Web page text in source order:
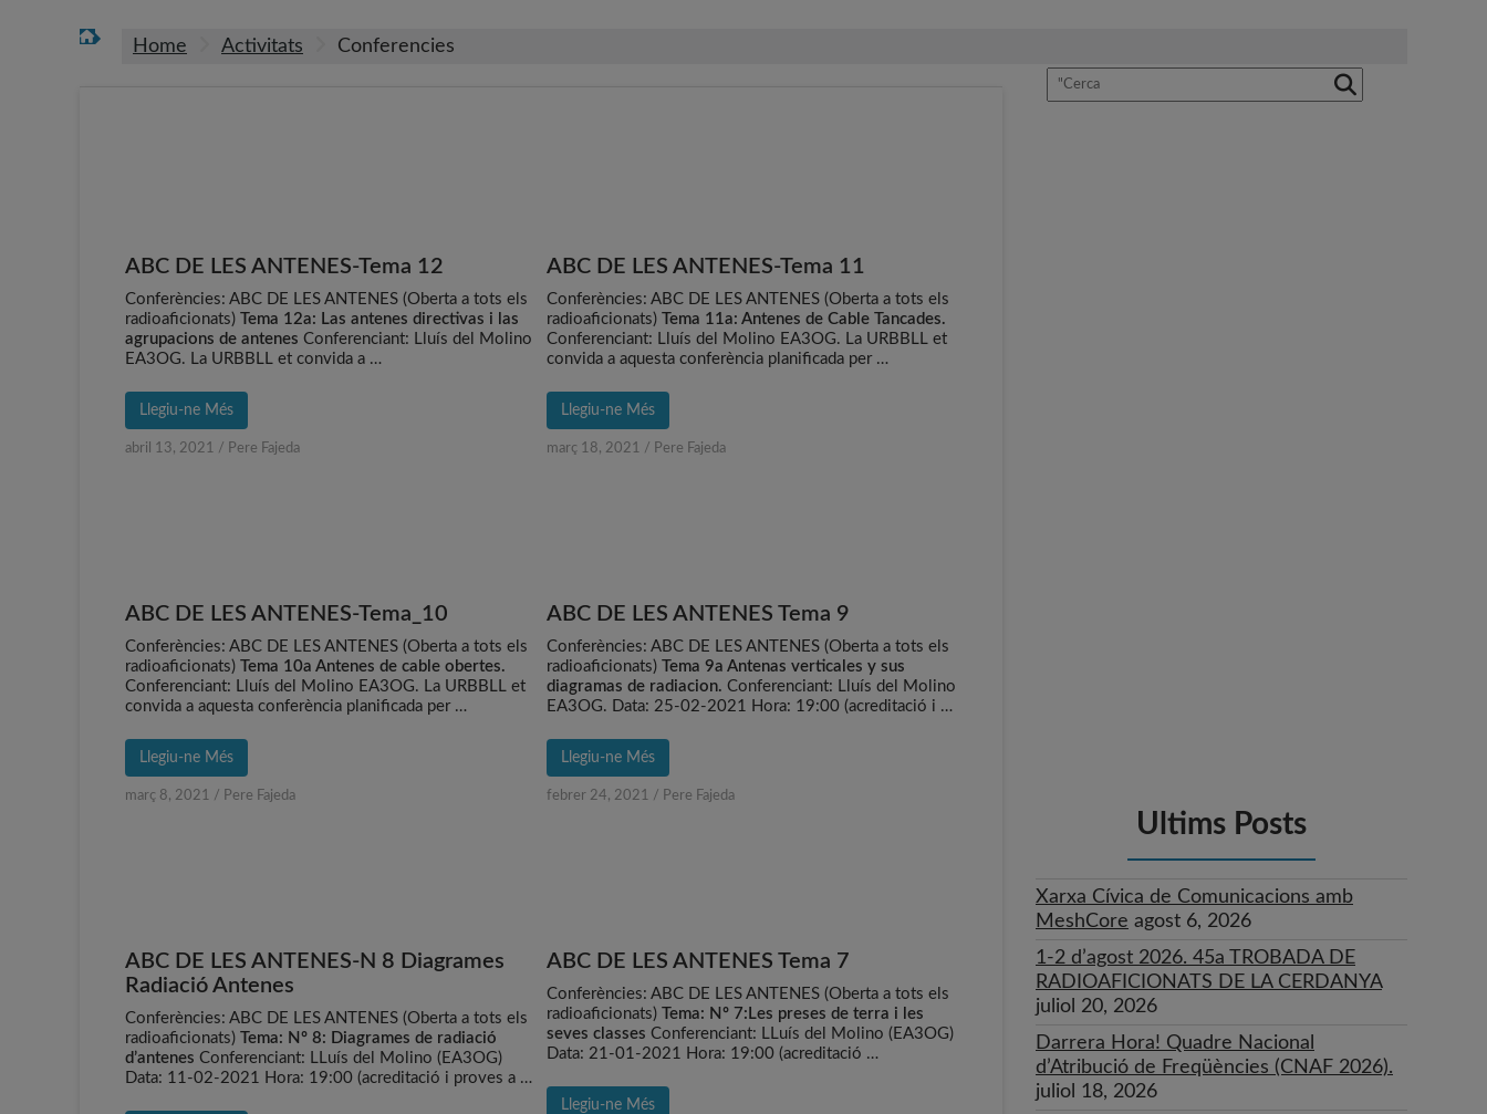
Home Activitats Conferencies
ABC DE LES ANTENES-Tema 12
Conferències: ABC DE LES ANTENES (Oberta a tots els
radioaficionats) Tema 12a: Las antenes directivas i las
agrupacions de antenes Conferenciant: Lluís del Molino
EA3OG. La URBBLL et convida a …
Llegiu-ne Més
abril 13, 2021 / Pere Fajeda
ABC DE LES ANTENES-Tema 11
Conferències: ABC DE LES ANTENES (Oberta a tots els
radioaficionats) Tema 11a: Antenes de Cable Tancades.
Conferenciant: Lluís del Molino EA3OG. La URBBLL et
convida a aquesta conferència planificada per …
Llegiu-ne Més
març 18, 2021 / Pere Fajeda
ABC DE LES ANTENES-Tema_10
Conferències: ABC DE LES ANTENES (Oberta a tots els
radioaficionats) Tema 10a Antenes de cable obertes.
Conferenciant: Lluís del Molino EA3OG. La URBBLL et
convida a aquesta conferència planificada per …
Llegiu-ne Més
març 8, 2021 / Pere Fajeda
ABC DE LES ANTENES Tema 9
Conferències: ABC DE LES ANTENES (Oberta a tots els
radioaficionats) Tema 9a Antenas verticales y sus
diagramas de radiacion. Conferenciant: Lluís del Molino
EA3OG. Data: 25-02-2021 Hora: 19:00 (acreditació i …
Llegiu-ne Més
febrer 24, 2021 / Pere Fajeda
ABC DE LES ANTENES-N 8 Diagrames
Radiació Antenes
Conferències: ABC DE LES ANTENES (Oberta a tots els
radioaficionats) Tema: Nº 8: Diagrames de radiació
d’antenes Conferenciant: LLuís del Molino (EA3OG)
Data: 11-02-2021 Hora: 19:00 (acreditació i proves a …
ABC DE LES ANTENES Tema 7
Conferències: ABC DE LES ANTENES (Oberta a tots els
radioaficionats) Tema: Nº 7:Les preses de terra i les
seves classes Conferenciant: LLuís del Molino (EA3OG)
Data: 21-01-2021 Hora: 19:00 (acreditació …
Llegiu-ne Més
Ultims Posts
Xarxa Cívica de Comunicacions amb
MeshCore agost 6, 2026
1-2 d’agost 2026. 45a TROBADA DE
RADIOAFICIONATS DE LA CERDANYA
juliol 20, 2026
Darrera Hora! Quadre Nacional
d’Atribució de Freqüències (CNAF 2026).
juliol 18, 2026